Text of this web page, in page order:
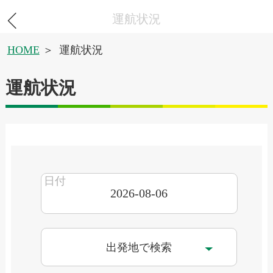
HOME 運航状況
運航状況
運航状況
出発地で検索